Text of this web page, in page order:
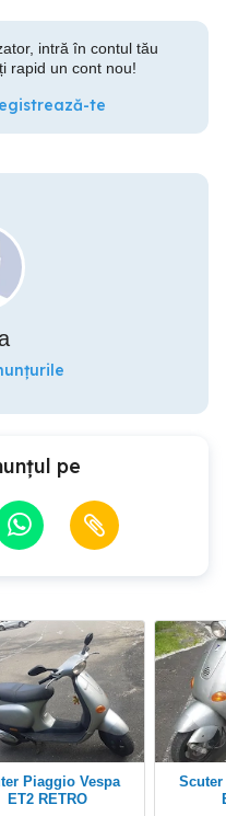
intră în contul tău
rapid un cont nou!
te
pe
ET2 RETRO
Scuter Piaggio Vespa